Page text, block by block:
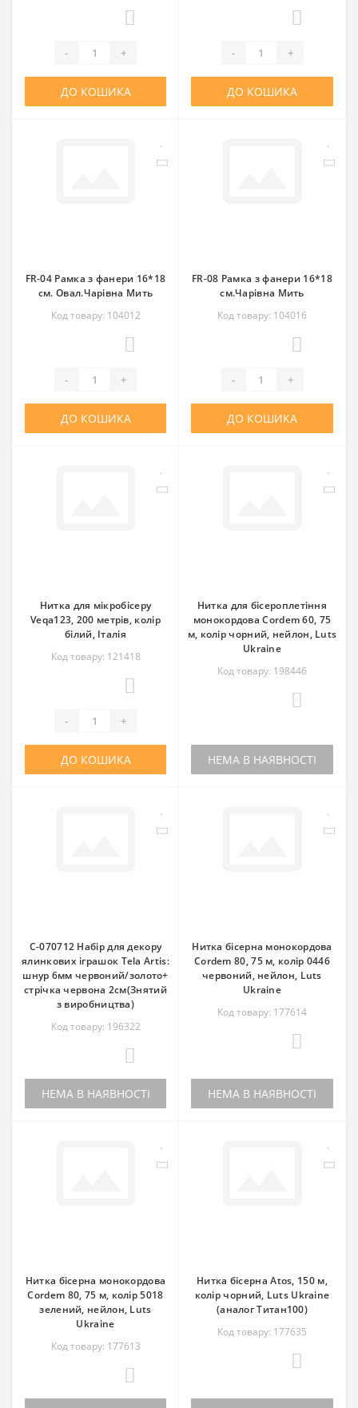
- +
ДО КОШИКА
- +
ДО КОШИКА
FR-04 Рамка з фанери 16*18
см. Овал.Чарівна Мить
Код товару: 104012
- +
ДО КОШИКА
FR-08 Рамка з фанери 16*18
см.Чарівна Мить
Код товару: 104016
- +
ДО КОШИКА
Нитка для мікробісеру
Veqa123, 200 метрів, колір
білий, Італія
Код товару: 121418
- +
ДО КОШИКА
Нитка для бісероплетіння
монокордова Cordem 60, 75
м, колір чорний, нейлон, Luts
Ukraine
Код товару: 198446
НЕМА В НАЯВНОСТІ
С-070712 Набір для декору
ялинкових іграшок Tela Artis:
шнур 6мм червоний/золото+
стрічка червона 2см(Знятий
з виробництва)
Код товару: 196322
НЕМА В НАЯВНОСТІ
Нитка бісерна монокордова
Cordem 80, 75 м, колір 0446
червоний, нейлон, Luts
Ukraine
Код товару: 177614
НЕМА В НАЯВНОСТІ
Нитка бісерна монокордова
Cordem 80, 75 м, колір 5018
зелений, нейлон, Luts
Ukraine
Код товару: 177613
Нитка бісерна Atos, 150 м,
колір чорний, Luts Ukraine
(аналог Титан100)
Код товару: 177635